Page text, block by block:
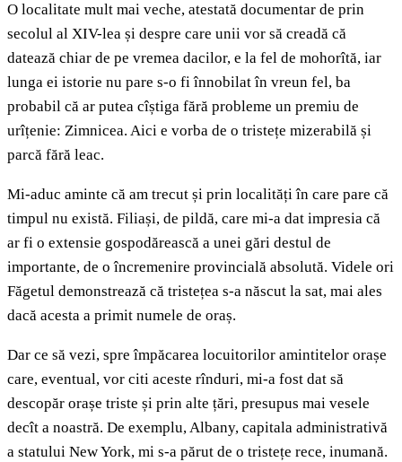
O localitate mult mai veche, atestată documentar de prin
secolul al XIV-lea și despre care unii vor să creadă că
datează chiar de pe vremea dacilor, e la fel de mohorîtă, iar
lunga ei istorie nu pare s-o fi înnobilat în vreun fel, ba
probabil că ar putea cîștiga fără probleme un premiu de
urîțenie: Zimnicea. Aici e vorba de o tristețe mizerabilă și
parcă fără leac.
Mi-aduc aminte că am trecut și prin localități în care pare că
timpul nu există. Filiași, de pildă, care mi-a dat impresia că
ar fi o extensie gospodărească a unei gări destul de
importante, de o încremenire provincială absolută. Videle ori
Făgetul demonstrează că tristețea s-a născut la sat, mai ales
dacă acesta a primit numele de oraș.
Dar ce să vezi, spre împăcarea locuitorilor amintitelor orașe
care, eventual, vor citi aceste rînduri, mi-a fost dat să
descopăr orașe triste și prin alte țări, presupus mai vesele
decît a noastră. De exemplu, Albany, capitala administrativă
a statului New York, mi s-a părut de o tristețe rece, inumană.